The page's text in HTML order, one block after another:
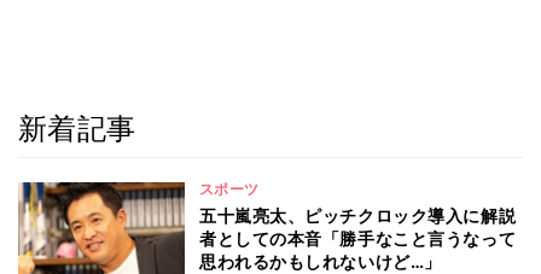
新着記事
スポーツ
五十嵐亮太、ピッチクロック導入に解説
者としての本音「勝手なこと言うなって
思われるかもしれないけど…」